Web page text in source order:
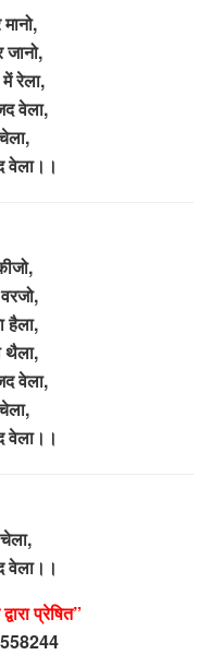
जानो,
रेला,
वेला,
वेला।।
हैला,
थैला,
वेला,
वेला।।
वेला।।
प्रेषित”